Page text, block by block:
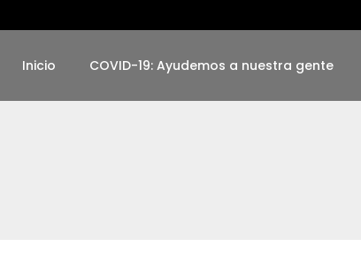
Inicio COVID-19: Ayudemos a nuestra gente